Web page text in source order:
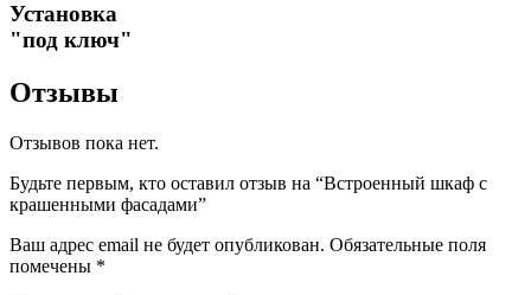
Установка
"под ключ"
Отзывы
Отзывов пока нет.
Будьте первым, кто оставил отзыв на “Встроенный шкаф с
крашенными фасадами”
Ваш адрес email не будет опубликован. Обязательные поля
помечены *